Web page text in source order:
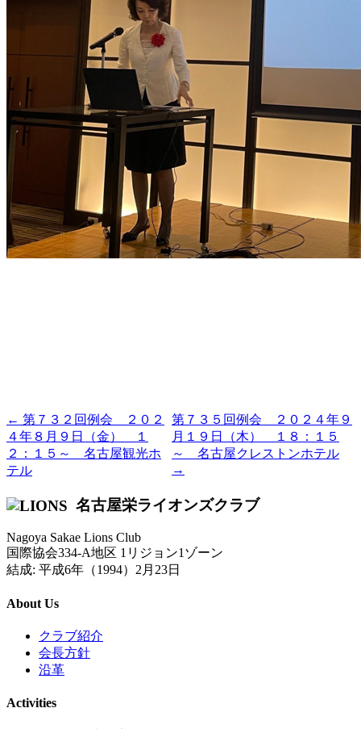
← 第７３２回例会 ２０２
４年８月９日（金） １
２：１５～ 名古屋観光ホ
テル
第７３５回例会 ２０２４年９
月１９日（木） １８：１５
～ 名古屋クレストンホテル
→
名古屋栄ライオンズクラブ
Nagoya Sakae Lions Club
国際協会334-A地区 1リジョン1ゾーン
結成: 平成6年（1994）2月23日
About Us
クラブ紹介
会長方針
沿革
Activities